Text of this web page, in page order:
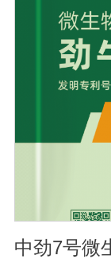
MAM-PF1、
PF培养基不含
物。用户使用前
DMEM High
基，其氨基酸和
养基中含有非必
钠的的浓度也
量为1000 mg/L
mg/L。DMEM
中劲7号微